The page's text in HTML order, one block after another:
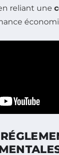
reliant une